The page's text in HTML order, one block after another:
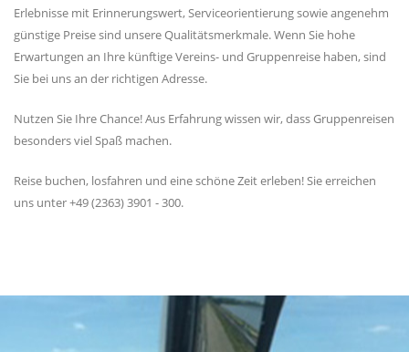
Erlebnisse mit Erinnerungswert, Serviceorientierung sowie angenehm
günstige Preise sind unsere Qualitätsmerkmale. Wenn Sie hohe
Erwartungen an Ihre künftige Vereins- und Gruppenreise haben, sind
Sie bei uns an der richtigen Adresse.
Nutzen Sie Ihre Chance! Aus Erfahrung wissen wir, dass Gruppenreisen
besonders viel Spaß machen.
Reise buchen, losfahren und eine schöne Zeit erleben! Sie erreichen
uns unter +49 (2363) 3901 - 300.